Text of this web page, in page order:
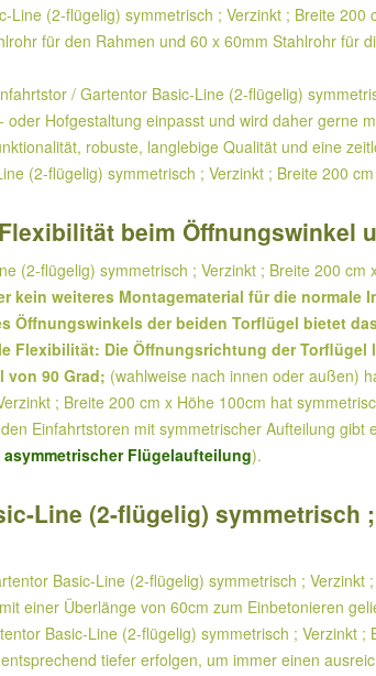
(2-flügelig) symmetrisch ; Verzinkt ; Breite
für den Rahmen und 60 x 60mm Stahlrohr für
/ Gartentor Basic-Line (2-flügelig)
Hofgestaltung einpasst und wird daher gerne
robuste, langlebige Qualität und eine
(2-flügelig) symmetrisch ; Verzinkt ; Breite 200
beim Öffnungswinkel
(2-flügelig) symmetrisch ; Verzinkt ; Breite 200 cm
kein weiteres Montagematerial für die normale
Öffnungswinkels der beiden Torflügel bietet
Flexibilität: Die Öffnungsrichtung der
von 90 Grad; (wahlweise nach innen oder außen)
; Breite 200 cm x Höhe 100cm hat
Einfahrtstoren mit symmetrischer Aufteilung
Flügelaufteilung).
Line (2-flügelig) symmetrisch
Basic-Line (2-flügelig) symmetrisch ; Verzinkt
einer Überlänge von 60cm zum Einbetonieren
Basic-Line (2-flügelig) symmetrisch ; Verzinkt
tiefer erfolgen, um immer einen